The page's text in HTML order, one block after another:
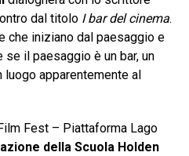
dal titolo I bar del cinema.
che iniziano dal paesaggio e
il paesaggio è un bar, un
luogo apparentemente al
Fest – Piattaforma Lago
della Scuola Holden